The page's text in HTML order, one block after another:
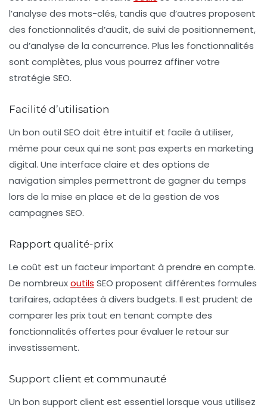
l’analyse des mots-clés, tandis que d’autres proposent
des fonctionnalités d’audit, de suivi de positionnement,
ou d’analyse de la concurrence. Plus les fonctionnalités
sont complètes, plus vous pourrez affiner votre
stratégie SEO.
Facilité d’utilisation
Un bon outil SEO doit être intuitif et facile à utiliser,
même pour ceux qui ne sont pas experts en marketing
digital. Une interface claire et des options de
navigation simples permettront de gagner du temps
lors de la mise en place et de la gestion de vos
campagnes SEO.
Rapport qualité-prix
Le coût est un facteur important à prendre en compte.
De nombreuxoutils SEO proposent différentes formules
tarifaires, adaptées à divers budgets. Il est prudent de
comparer les prix tout en tenant compte des
fonctionnalités offertes pour évaluer le retour sur
investissement.
Support client et communauté
Un bon support client est essentiel lorsque vous utilisez